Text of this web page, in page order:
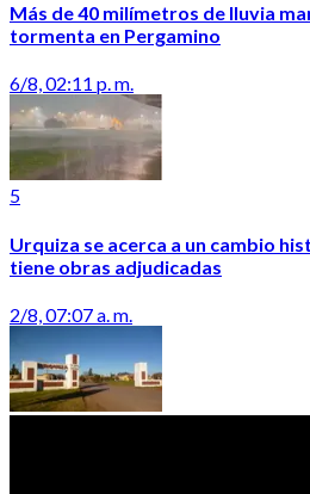
Más de 40 milímetros de lluvia
tormenta en Pergamino
6/8, 02:11 p. m.
5
Urquiza se acerca a un cambio
tiene obras adjudicadas
2/8, 07:07 a. m.